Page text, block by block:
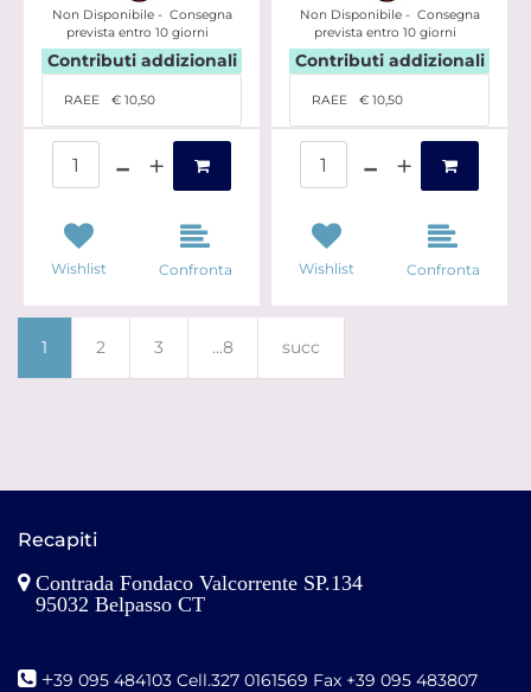
Non Disponibile - Consegna
prevista entro 10 giorni
Contributi addizionali
RAEE € 10,50
Wishlist Confronta
Non Disponibile - Consegna
prevista entro 10 giorni
Contributi addizionali
RAEE € 10,50
Wishlist Confronta
1 2 3 ...8 succ
Recapiti
Contrada Fondaco Valcorrente SP.134
95032 Belpasso CT
+39 095 484103 Cell.327 0161569 Fax +39 095 483807